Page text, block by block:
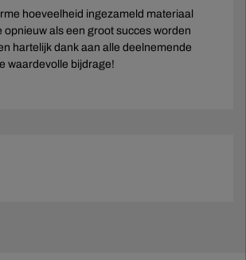
hoeveelheid ingezameld materiaal
opnieuw als een groot succes worden
hartelijk dank aan alle deelnemende
waardevolle bijdrage!